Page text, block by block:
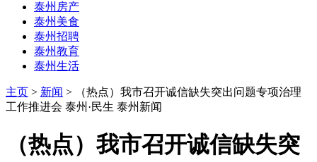
泰州房产
泰州美食
泰州招聘
泰州教育
泰州生活
主页 > 新闻 > （热点）我市召开诚信缺失突出问题专项治理
工作推进会 泰州·民生 泰州新闻
（热点）我市召开诚信缺失突